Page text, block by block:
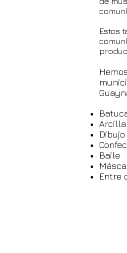
Estos
Arcilla
Baile
Entre